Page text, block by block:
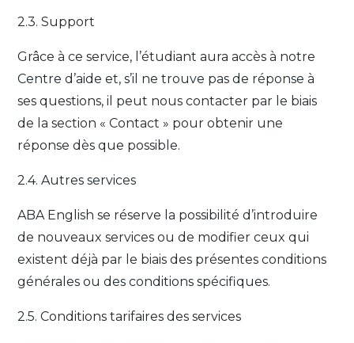
2.3. Support
Grâce à ce service, l’étudiant aura accès à notre
Centre d’aide et, s’il ne trouve pas de réponse à
ses questions, il peut nous contacter par le biais
de la section « Contact » pour obtenir une
réponse dès que possible.
2.4. Autres services
ABA English se réserve la possibilité d’introduire
de nouveaux services ou de modifier ceux qui
existent déjà par le biais des présentes conditions
générales ou des conditions spécifiques.
2.5. Conditions tarifaires des services